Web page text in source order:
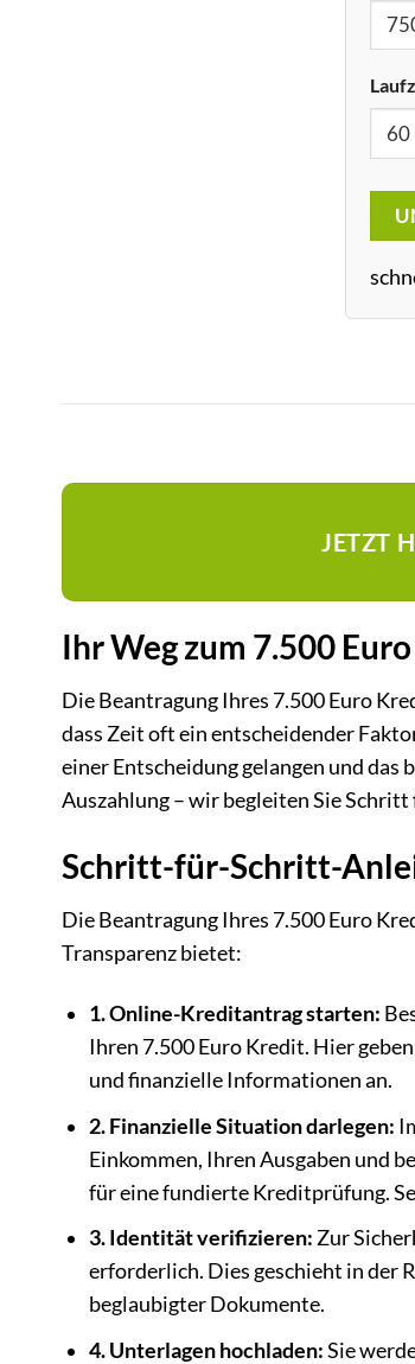
JETZT
Ihr Weg zum 7.500
Die Beantragung Ihres 7.500 Euro
dass Zeit oft ein entscheidender
einer Entscheidung gelangen und das
Auszahlung – wir begleiten Sie
Schritt-für-Schritt-
Die Beantragung Ihres 7.500 Euro
Transparenz bietet:
1. Online-Kreditantrag starten:
Ihren 7.500 Euro Kredit. Hier
und finanzielle Informationen an.
2. Finanzielle Situation darlegen:
Einkommen, Ihren Ausgaben und
für eine fundierte Kreditprüfung.
3. Identität verifizieren:Zur
erforderlich. Dies geschieht in der
beglaubigter Dokumente.
4. Unterlagen hochladen:Sie